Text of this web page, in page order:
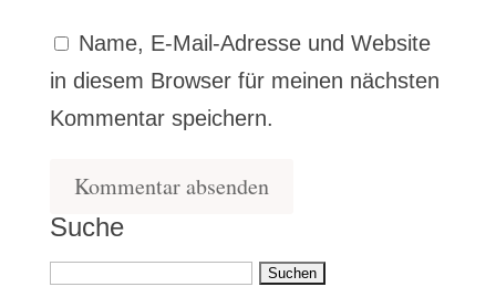
Name, E-Mail-Adresse und Website
in diesem Browser für meinen nächsten
Kommentar speichern.
Suche
Suchen